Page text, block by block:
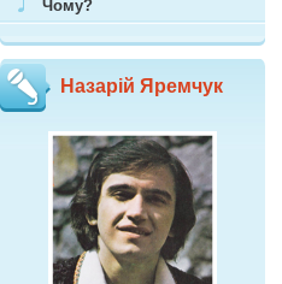
Чому?
Назарій Яремчук